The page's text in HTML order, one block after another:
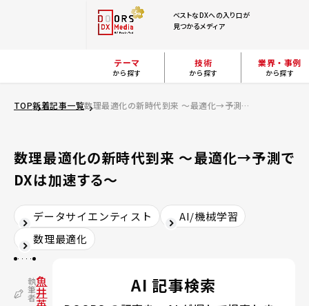
ベストなDXへの入り口が
見つかるメディア
テーマ
から探す
技術
から探す
業界・事例
から探す
TOP新着記事一覧 数理最適化の新時代到来 ～最適化→予測でDXは加速する～
数理最適化の新時代到来 ～最適化→予測で
DXは加速する～
データサイエンティスト
AI/機械学習
数理最適化
執
筆
者
魚
井 AI 記事検索